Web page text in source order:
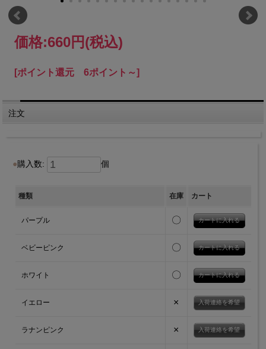
価格:660円(税込)
[ポイント還元 6ポイント～]
注文
購入数: 個
種類 在庫 カート
パープル 〇
ベビーピンク 〇
ホワイト 〇
イエロー × 入荷連絡を希望
ラナンピンク × 入荷連絡を希望